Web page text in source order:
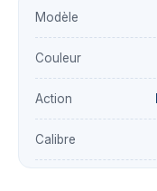
Modèle
Couleur
Action
Calibre